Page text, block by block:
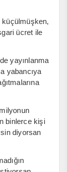
küçülmüşken,
ücret ile
yayınlanma
yabancıya
binlerce kişi
diyorsan